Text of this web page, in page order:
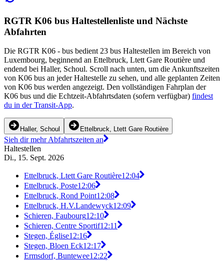
RGTR K06 bus Haltestellenliste und Nächste
Abfahrten
Die RGTR K06 - bus bedient 23 bus Haltestellen im Bereich von
Luxembourg, beginnend an Ettelbruck, Ltett Gare Routière und
endend bei Haller, Schoul. Scroll nach unten, um die Ankunftszeiten
von K06 bus an jeder Haltestelle zu sehen, und alle geplanten Zeiten
von K06 bus werden angezeigt. Den vollständigen Fahrplan der
K06 bus und die Echtzeit-Abfahrtsdaten (sofern verfügbar) findest
du in der Transit-App.
Haller, Schoul Ettelbruck, Ltett Gare Routière
Sieh dir mehr Abfahrtszeiten an
Haltestellen
Di., 15. Sept. 2026
Ettelbruck, Ltett Gare Routière12:04
Ettelbruck, Poste12:06
Ettelbruck, Rond Point12:08
Ettelbruck, H.V.Landewyck12:09
Schieren, Faubourg12:10
Schieren, Centre Sportif12:11
Stegen, Église12:16
Stegen, Bloen Eck12:17
Ermsdorf, Buntewee12:22